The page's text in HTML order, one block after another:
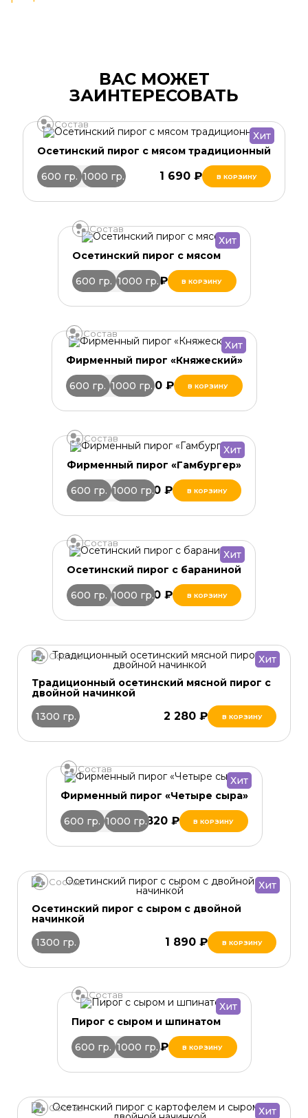
ВАС МОЖЕТ
ЗАИНТЕРЕСОВАТЬ
Хит
Состав
Осетинский пирог с мясом традиционный
600 гр. 1000 гр. 1 690 ₽ В КОРЗИНУ
Хит
Состав
Осетинский пирог с мясом
600 гр. 1000 гр.
1 140 ₽ В КОРЗИНУ
Хит
Состав
Фирменный пирог «Княжеский»
600 гр. 1000 гр.1 780 ₽ В КОРЗИНУ
Хит
Состав
Фирменный пирог «Гамбургер»
600 гр. 1000 гр.
1 320 ₽ В КОРЗИНУ
Хит
Состав
Осетинский пирог с бараниной
600 гр. 1000 гр.
1 880 ₽ В КОРЗИНУ
Хит
Состав
Традиционный осетинский мясной пирог с
двойной начинкой
1300 гр.
2 280 ₽ В КОРЗИНУ
Хит
Состав
Фирменный пирог «Четыре сыра»
600 гр. 1000 гр.1 820 ₽ В КОРЗИНУ
Хит
Состав
Осетинский пирог с сыром с двойной
начинкой
1300 гр.
1 890 ₽ В КОРЗИНУ
Хит
Состав
Пирог с сыром и шпинатом
600 гр. 1000 гр.
1 380 ₽ В КОРЗИНУ
Хит
Состав